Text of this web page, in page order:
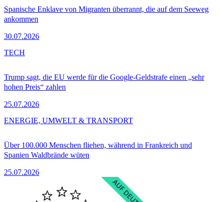
Spanische Enklave von Migranten überrannt, die auf dem Seeweg
ankommen
30.07.2026
Trump sagt, die EU werde für die Google-Geldstrafe einen „sehr
hohen Preis“ zahlen
25.07.2026
TECH
Über 100.000 Menschen fliehen, während in Frankreich und
Spanien Waldbrände wüten
25.07.2026
ENERGIE, UMWELT & TRANSPORT